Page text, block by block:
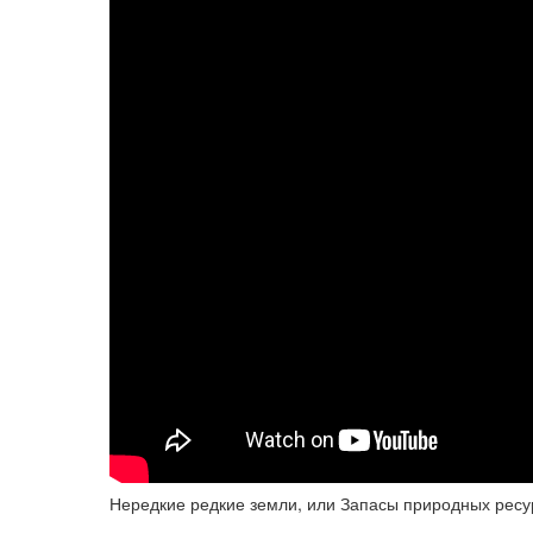
Нередкие редкие земли, или Запасы природных